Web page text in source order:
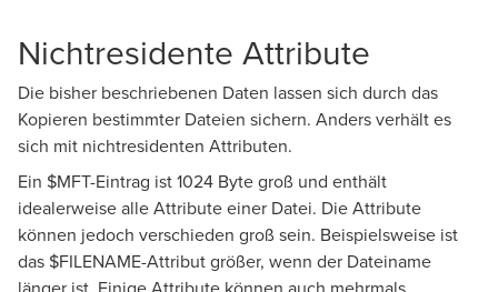
Nichtresidente Attribute
Die bisher beschriebenen Daten lassen sich durch das
Kopieren bestimmter Dateien sichern. Anders verhält es
sich mit nichtresidenten Attributen.
Ein $MFT-Eintrag ist 1024 Byte groß und enthält
idealerweise alle Attribute einer Datei. Die Attribute
können jedoch verschieden groß sein. Beispielsweise ist
das $FILENAME-Attribut größer, wenn der Dateiname